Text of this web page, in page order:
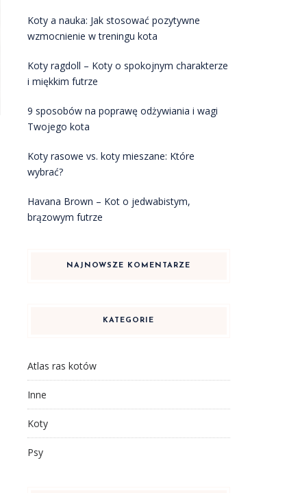
Koty a nauka: Jak stosować pozytywne
wzmocnienie w treningu kota
Koty ragdoll – Koty o spokojnym charakterze
i miękkim futrze
9 sposobów na poprawę odżywiania i wagi
Twojego kota
Koty rasowe vs. koty mieszane: Które
wybrać?
Havana Brown – Kot o jedwabistym,
brązowym futrze
NAJNOWSZE KOMENTARZE
KATEGORIE
Atlas ras kotów
Inne
Koty
Psy